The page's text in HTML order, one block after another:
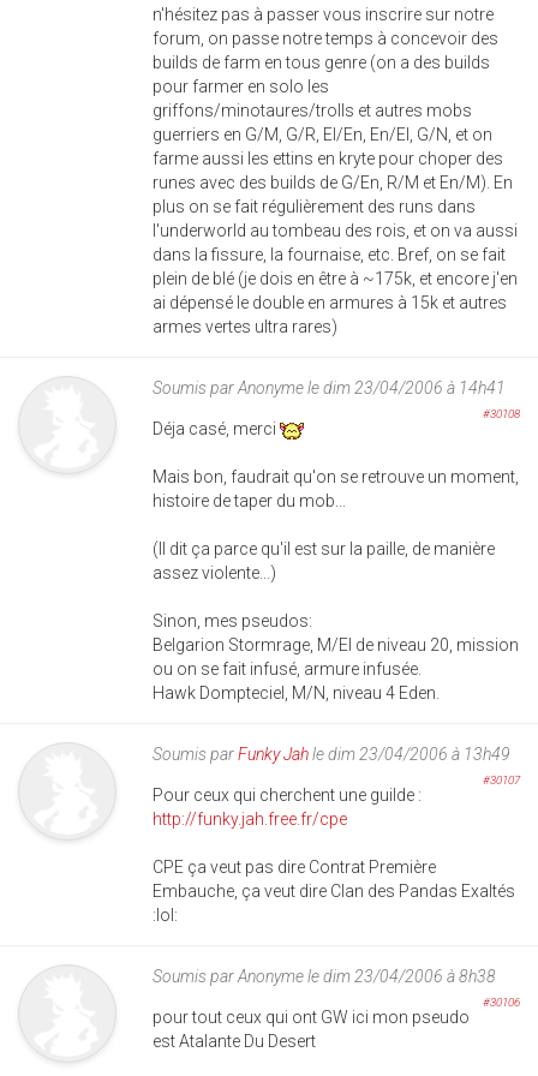
n'hésitez pas à passer vous inscrire sur notre
forum, on passe notre temps à concevoir des
builds de farm en tous genre (on a des builds
pour farmer en solo les
griffons/minotaures/trolls et autres mobs
guerriers en G/M, G/R, El/En, En/El, G/N, et on
farme aussi les ettins en kryte pour choper des
runes avec des builds de G/En, R/M et En/M). En
plus on se fait régulièrement des runs dans
l'underworld au tombeau des rois, et on va aussi
dans la fissure, la fournaise, etc. Bref, on se fait
plein de blé (je dois en être à ~175k, et encore j'en
ai dépensé le double en armures à 15k et autres
armes vertes ultra rares)
Soumis parAnonymele dim 23/04/2006 à 14h41
#30108
Déja casé, merci
Mais bon, faudrait qu'on se retrouve un moment,
histoire de taper du mob...
(Il dit ça parce qu'il est sur la paille, de manière
assez violente...)
Sinon, mes pseudos:
Belgarion Stormrage, M/El de niveau 20, mission
ou on se fait infusé, armure infusée.
Hawk Dompteciel, M/N, niveau 4 Eden.
Soumis parFunky Jahle dim 23/04/2006 à 13h49
#30107
Pour ceux qui cherchent une guilde :
http://funky.jah.free.fr/cpe
CPE ça veut pas dire Contrat Première
Embauche, ça veut dire Clan des Pandas Exaltés
:lol:
Soumis parAnonymele dim 23/04/2006 à 8h38
#30106
pour tout ceux qui ont GW ici mon pseudo
est Atalante Du Desert